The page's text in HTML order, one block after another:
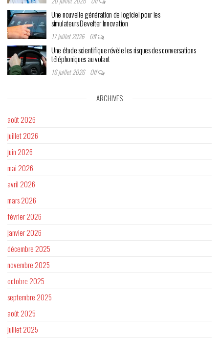
Une nouvelle génération de logiciel pour les
simulateurs Develter Innovation
17 juillet 2026 Off
Une étude scientifique révèle les risques des conversations
téléphoniques au volant
16 juillet 2026 Off
ARCHIVES
août 2026
juillet 2026
juin 2026
mai 2026
avril 2026
mars 2026
février 2026
janvier 2026
décembre 2025
novembre 2025
octobre 2025
septembre 2025
août 2025
juillet 2025